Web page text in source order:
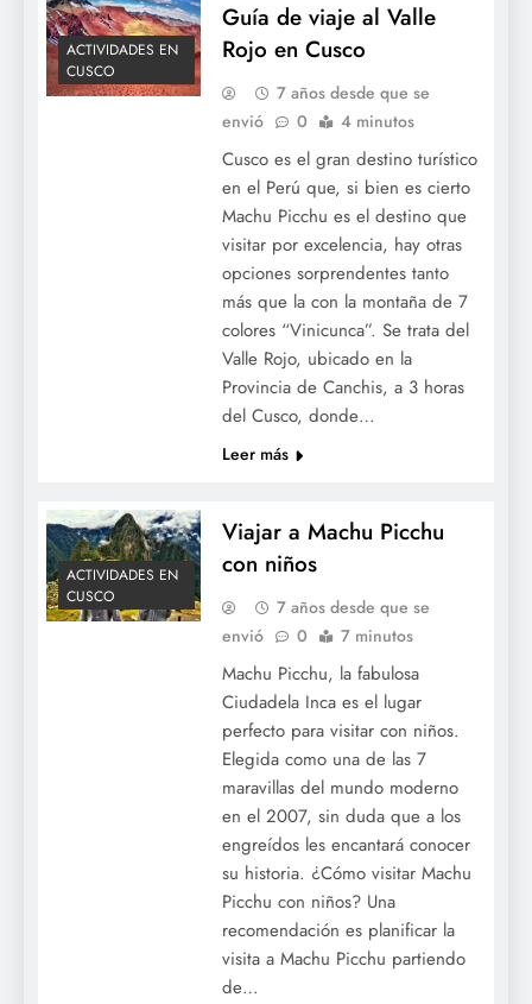
ACTIVIDADES EN
CUSCO
Guía de viaje al Valle
Rojo en Cusco
7 años desde que se
envió
0 4 minutos
Cusco es el gran destino turístico
en el Perú que, si bien es cierto
Machu Picchu es el destino que
visitar por excelencia, hay otras
opciones sorprendentes tanto
más que la con la montaña de 7
colores “Vinicunca”. Se trata del
Valle Rojo, ubicado en la
Provincia de Canchis, a 3 horas
del Cusco, donde…
Leer más
ACTIVIDADES EN
CUSCO
Viajar a Machu Picchu
con niños
7 años desde que se
envió
0 7 minutos
Machu Picchu, la fabulosa
Ciudadela Inca es el lugar
perfecto para visitar con niños.
Elegida como una de las 7
maravillas del mundo moderno
en el 2007, sin duda que a los
engreídos les encantará conocer
su historia. ¿Cómo visitar Machu
Picchu con niños? Una
recomendación es planificar la
visita a Machu Picchu partiendo
de…